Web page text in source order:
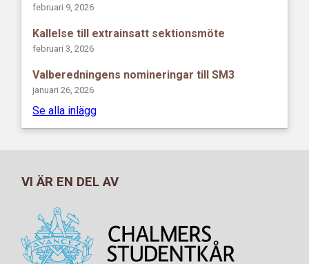
februari 9, 2026
Kallelse till extrainsatt sektionsmöte
februari 3, 2026
Valberedningens nomineringar till SM3
januari 26, 2026
Se alla inlägg
VI ÄR EN DEL AV